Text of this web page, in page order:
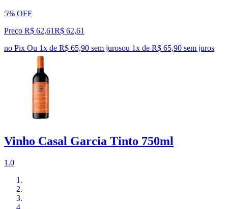
5% OFF
Preço R$ 62,61R$ 62,61
no Pix Ou 1x de R$ 65,90 sem jurosou 1x de R$ 65,90 sem juros
Vinho Casal Garcia Tinto 750ml
1.0